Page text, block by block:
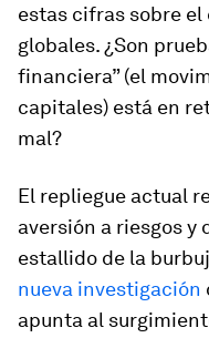
estas cifras sobre
globales. ¿Son
financiera” (el
capitales) está en
mal?
El repliegue actual
aversión a riesgos y
estallido de la
nueva investigación
apunta al